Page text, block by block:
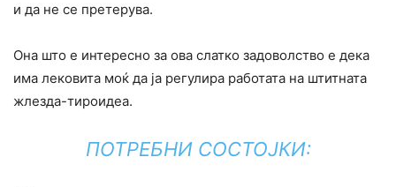
и да не се претерува.
Она што е интересно за ова слатко задоволство е дека
има лековита моќ да ја регулира работата на штитната
жлезда-тироидеа.
ПОТРЕБНИ СОСТОЈКИ: